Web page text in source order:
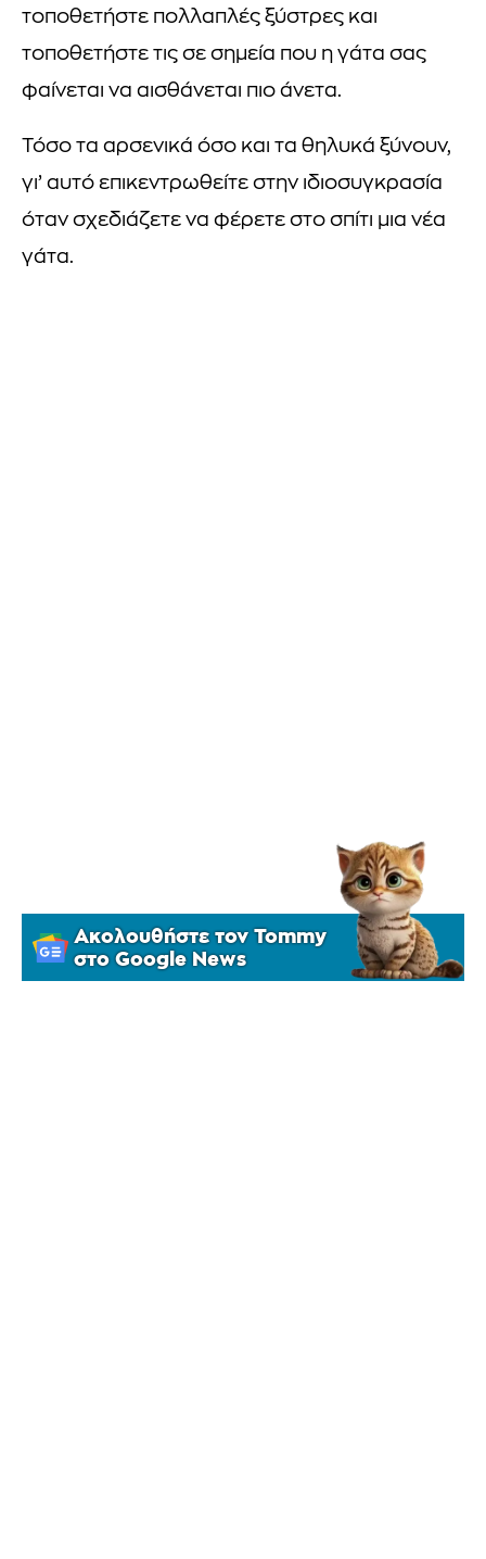
τοποθετήστε πολλαπλές ξύστρες και
τοποθετήστε τις σε σημεία που η γάτα σας
φαίνεται να αισθάνεται πιο άνετα.
Τόσο τα αρσενικά όσο και τα θηλυκά ξύνουν,
γι’ αυτό επικεντρωθείτε στην ιδιοσυγκρασία
όταν σχεδιάζετε να φέρετε στο σπίτι μια νέα
γάτα.
Ακολουθήστε τον Tommy
στο Google News